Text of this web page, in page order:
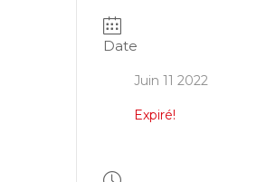
Date
Juin 11 2022
Expiré!